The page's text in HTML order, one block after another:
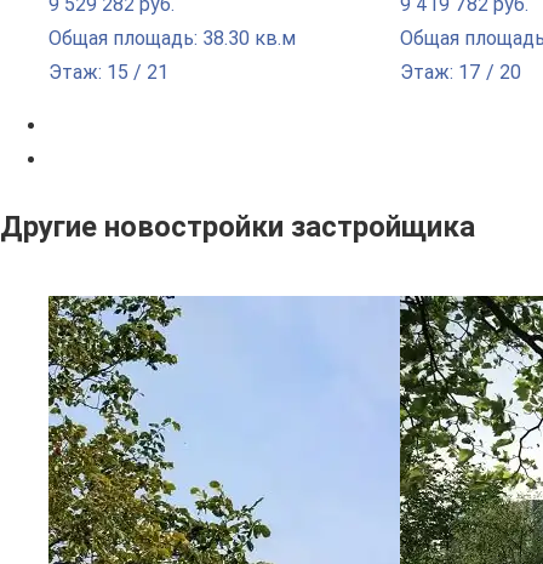
Общая площадь: 38.30 кв.м
Этаж: 15 / 21
Общая
Этаж: 17 / 20
Другие новостройки застройщика